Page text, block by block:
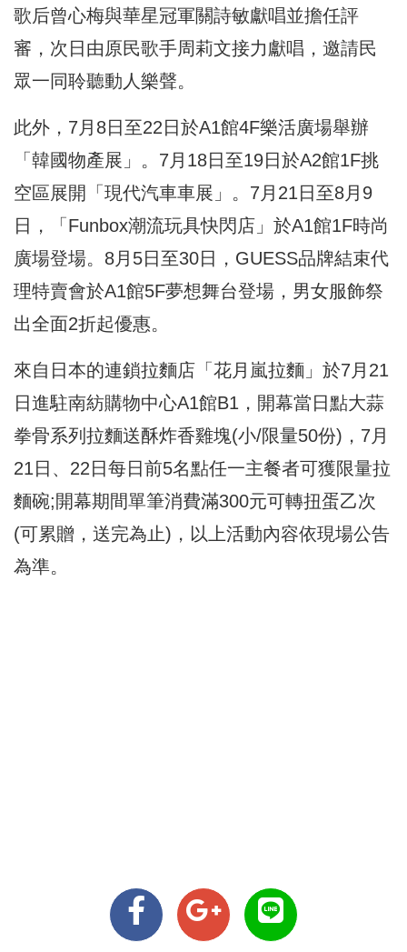
歌后曾心梅與華星冠軍關詩敏獻唱並擔任評
審，次日由原民歌手周莉文接力獻唱，邀請民
眾一同聆聽動人樂聲。
此外，7月8日至22日於A1館4F樂活廣場舉辦
「韓國物產展」。7月18日至19日於A2館1F挑
空區展開「現代汽車車展」。7月21日至8月9
日，「Funbox潮流玩具快閃店」於A1館1F時尚
廣場登場。8月5日至30日，GUESS品牌結束代
理特賣會於A1館5F夢想舞台登場，男女服飾祭
出全面2折起優惠。
來自日本的連鎖拉麵店「花月嵐拉麵」於7月21
日進駐南紡購物中心A1館B1，開幕當日點大蒜
拳骨系列拉麵送酥炸香雞塊(小/限量50份)，7月
21日、22日每日前5名點任一主餐者可獲限量拉
麵碗;開幕期間單筆消費滿300元可轉扭蛋乙次
(可累贈，送完為止)，以上活動內容依現場公告
為準。